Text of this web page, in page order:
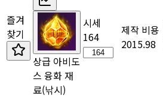
즐겨
찾기
상급 아비도
스 융화 재
료(낚시)
시세
164
제작 비용
2015.98